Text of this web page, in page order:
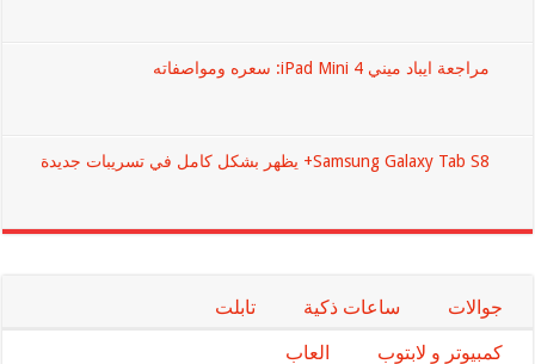
مراجعة ايباد ميني iPad Mini 4: سعره ومواصفاته
Samsung Galaxy Tab S8+ يظهر بشكل كامل في تسريبات جديدة
جوالات ساعات ذكية تابلت
كمبيوتر و لابتوب العاب